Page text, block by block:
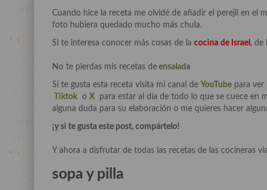
Cuando hice la receta me olvidé de añadir el perejil en el
foto hubiera quedado mucho más chula.
Si te interesa conocer más cosas de la cocina de Israel , de
No te pierdas mis recetas de ensalada
Si te gusta esta receta visita mi canal de YouTube para ver
Tiktok o X para estar al día de todo lo que se cuece en
alguna duda para su elaboración o me quieres hacer
¡y si te gusta este post, compártelo!
Y ahora a disfrutar de todas las recetas de las cocineras
sopa y pilla